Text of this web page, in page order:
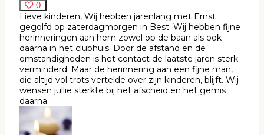
0
Lieve kinderen, Wij hebben jarenlang met Ernst
gegolfd op zaterdagmorgen in Best. Wij hebben fijne
herinneringen aan hem zowel op de baan als ook
daarna in het clubhuis. Door de afstand en de
omstandigheden is het contact de laatste jaren sterk
verminderd. Maar de herinnering aan een fijne man,
die altijd vol trots vertelde over zijn kinderen, blijft. Wij
wensen jullie sterkte bij het afscheid en het gemis
daarna.